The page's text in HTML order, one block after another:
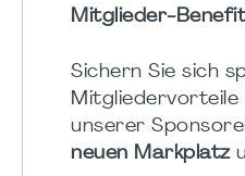
Mitglieder-
Sichern Sie sich
Mitgliedervorteile
unserer
neuen Markplatz